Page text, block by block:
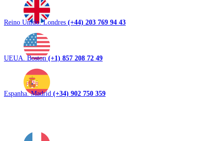
Reino Unido. Londres (+44) 203 769 94 43
UEUA. Boston(+1) 857 208 72 49
Espanha. Madrid (+34) 902 750 359